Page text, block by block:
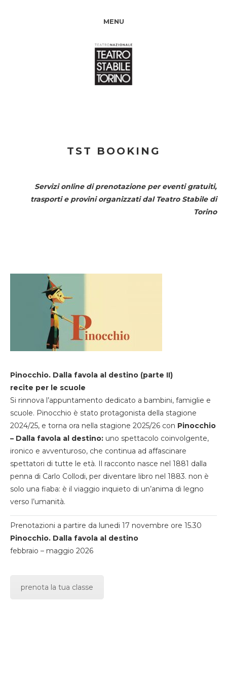
MENU
TST BOOKING
Servizi online di prenotazione per eventi gratuiti,
trasporti e provini organizzati dal Teatro Stabile di
Torino
Pinocchio. Dalla favola al destino (parte II)
recite per le scuole
Si rinnova l’appuntamento dedicato a bambini, famiglie e
scuole. Pinocchio è stato protagonista della stagione
2024/25, e torna ora nella stagione 2025/26 con Pinocchio
– Dalla favola al destino: uno spettacolo coinvolgente,
ironico e avventuroso, che continua ad affascinare
spettatori di tutte le età. Il racconto nasce nel 1881 dalla
penna di Carlo Collodi, per diventare libro nel 1883. non è
solo una fiaba: è il viaggio inquieto di un’anima di legno
verso l’umanità.
Prenotazioni a partire da lunedi 17 novembre ore 15.30
Pinocchio. Dalla favola al destino
febbraio – maggio 2026
prenota la tua classe